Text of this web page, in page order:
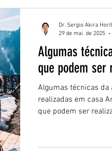
Medicina Tradicional
Algumas
que podem ser
Algumas técnicas
realizadas em casa
que podem ser
Dr. Sergio Akira
29 de mai. de 2025